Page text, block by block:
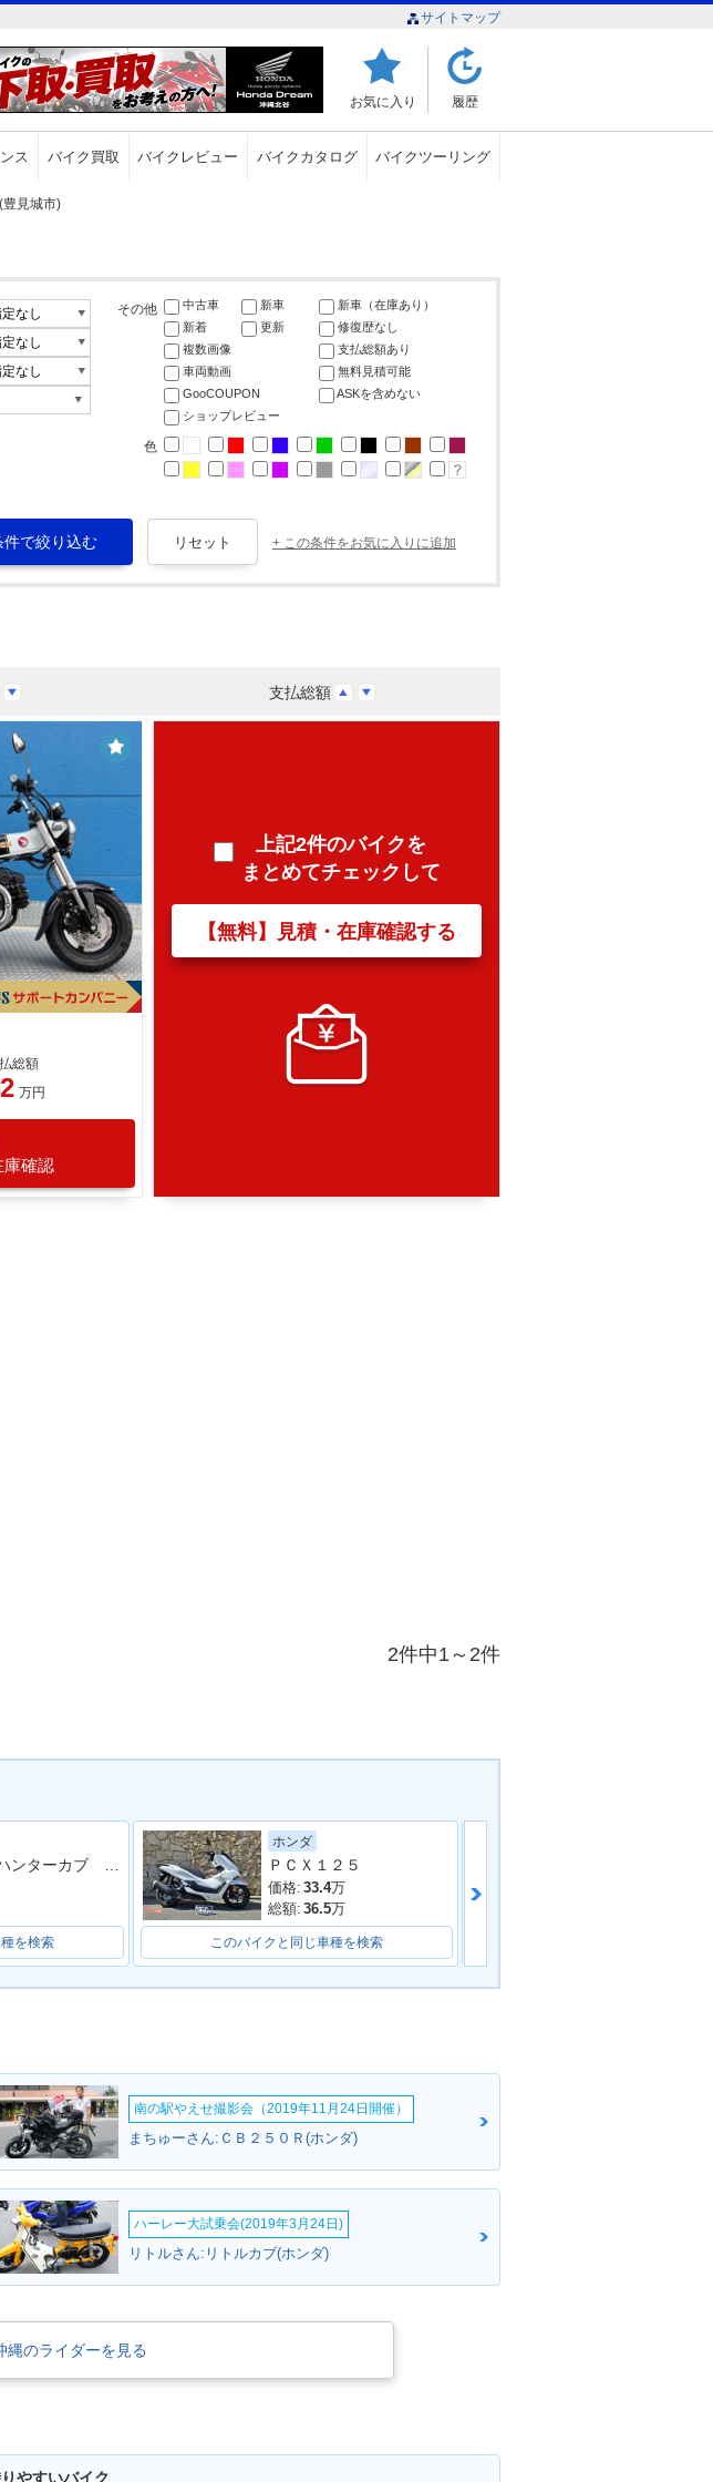
サイトマップ
お気に入り 履歴
ス バイク買取 バイクレビュー バイクカタログ バイクツーリング
見城市)
その他 中古車 新車
新車（在庫あり）
新着
更新
修復歴なし
複数画像
支払総額あり
車両動画
無料見積可能
GooCOUPON
ASKを含めない
ショップレビュー
色
+ この条件をお気に入りに追加
支払総額
総額
万円
庫確認
上記2件のバイクを
まとめてチェックして
【無料】見積・在庫確認する
2件中1～2件
を検索
ホンダ
ＰＣＸ１２５
価格: 33.4万
総額: 36.5万
このバイクと同じ車種を検索
南の駅やえせ撮影会（2019年11月24日開催）
まちゅーさん:ＣＢ２５０Ｒ(ホンダ)
ハーレー大試乗会(2019年3月24日)
リトルさん:リトルカブ(ホンダ)
縄のライダーを見る
やすいバイク